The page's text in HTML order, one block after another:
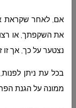
אם, לאחר שקראת
את השקפתך, או
נצטער על כך, אך זו
בכל עת ניתן
ממונה על הגנת